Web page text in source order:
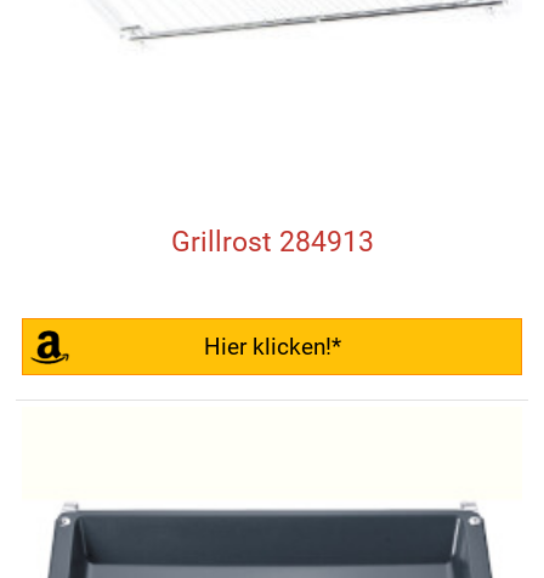
Grillrost 284913
Hier klicken!*